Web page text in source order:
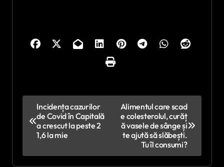
i
Incidența cazurilor
de Covid în Capitală
a crescut la peste 2
1,6 la mie
Alimentul care scad
e colesterolul, curăț
ă vasele de sânge și
te ajută să slăbești.
Tu îl consumi?